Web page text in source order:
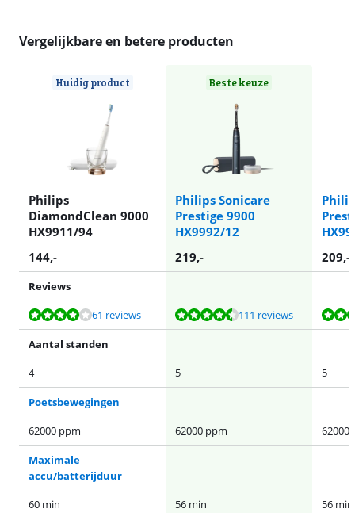
Vergelijkbare en betere producten
Huidig product
Philips
DiamondClean 9000
HX9911/94
Beste keuze
Philips Sonicare
Prestige 9900
HX9992/12
144,- 219,- 209,-
Reviews
Beoordeling is 8,1 van de 10, gebaseerd op 61 reviews.
61 reviews
Beoordeling is 8,7 van de 10, gebaseerd op 111 reviews.111 reviews
Beoordeling is 8,7 van de 10, gebaseerd op 111 reviews.
Aantal standen
4
5 5
Poetsbewegingen
62000 ppm
62000 ppm 62000
Maximale
accu/batterijduur
60 min
56 min 56 min